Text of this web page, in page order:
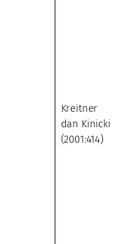
Kreitner
dan Kinicki
(2001:414)